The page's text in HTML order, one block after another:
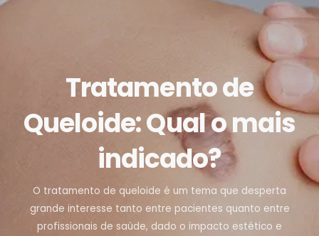
Tratamento de
Queloide: Qual o mais
indicado?
O tratamento de queloide é um tema que desperta
grande interesse tanto entre pacientes quanto entre
profissionais de saúde, dado o impacto estético e